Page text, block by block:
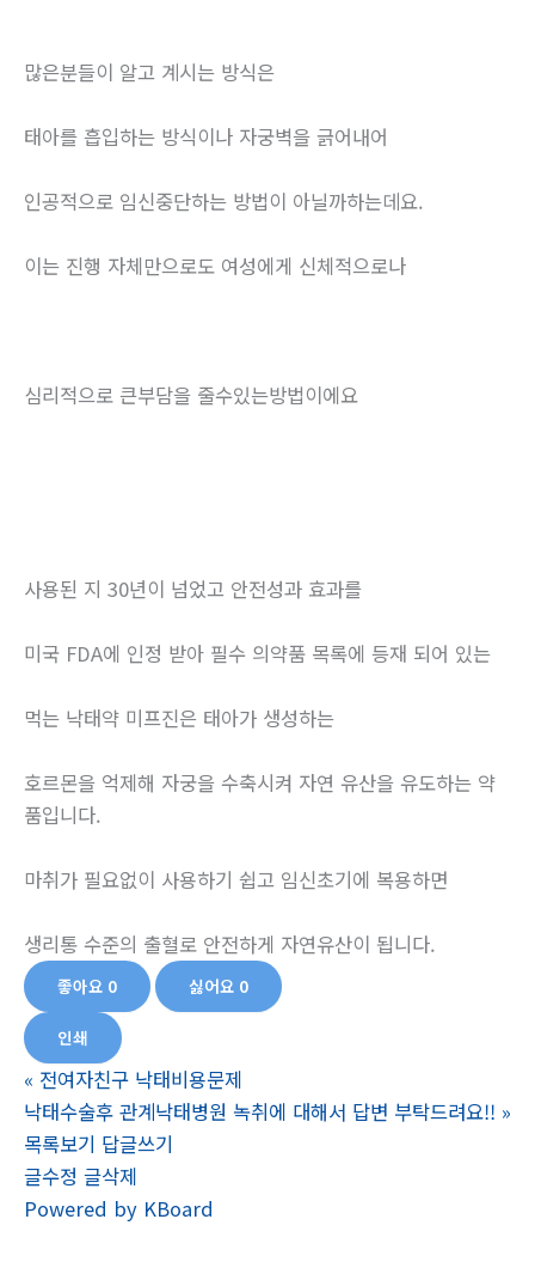
많은분들이 알고 계시는 방식은
태아를 흡입하는 방식이나 자궁벽을 긁어내어
인공적으로 임신중단하는 방법이 아닐까하는데요.
이는 진행 자체만으로도 여성에게 신체적으로나
심리적으로 큰부담을 줄수있는방법이에요
사용된 지 30년이 넘었고 안전성과 효과를
미국 FDA에 인정 받아 필수 의약품 목록에 등재 되어 있는
먹는 낙태약 미프진은 태아가 생성하는
호르몬을 억제해 자궁을 수축시켜 자연 유산을 유도하는 약
품입니다.
마취가 필요없이 사용하기 쉽고 임신초기에 복용하면
생리통 수준의 출혈로 안전하게 자연유산이 됩니다.
좋아요 0 싫어요 0
인쇄
« 전여자친구 낙태비용문제
낙태수술후 관계낙태병원 녹취에 대해서 답변 부탁드려요!! »
목록보기 답글쓰기
글수정 글삭제
Powered by KBoard